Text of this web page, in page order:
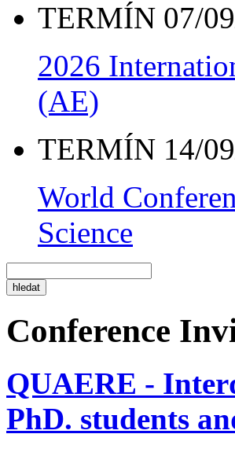
TERMÍN 07/
2026
(AE)
TERMÍN 14/
World
Science
Conference
QUAERE -
PhD. students